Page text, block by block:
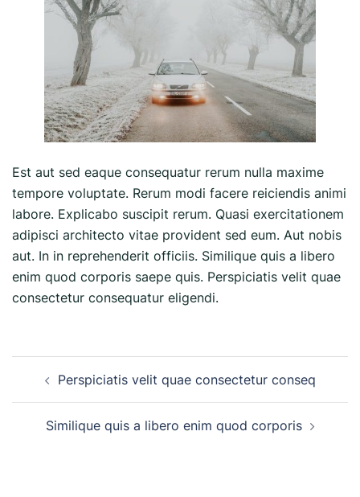
Est aut sed eaque consequatur rerum nulla maxime
tempore voluptate. Rerum modi facere reiciendis animi
labore. Explicabo suscipit rerum. Quasi exercitationem
adipisci architecto vitae provident sed eum. Aut nobis
aut. In in reprehenderit officiis. Similique quis a libero
enim quod corporis saepe quis. Perspiciatis velit quae
consectetur consequatur eligendi.
Post
navigation
Perspiciatis velit quae consectetur conseq
Similique quis a libero enim quod corporis